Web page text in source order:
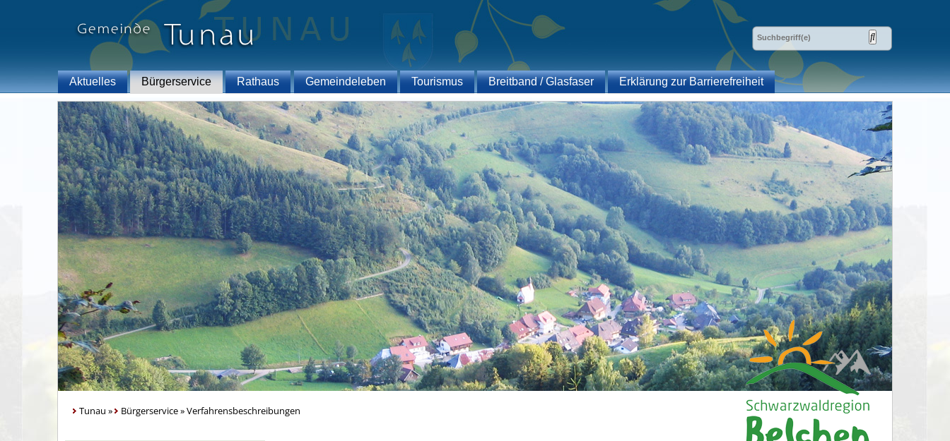
Aktuelles Bürgerservice Rathaus Gemeindeleben Tourismus Breitband / Glasfaser Erklärung zur Barrierefreiheit
Tunau » Bürgerservice»Verfahrensbeschreibungen